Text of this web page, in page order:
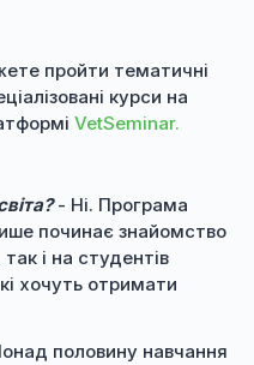
пройти тематичні
курси на
VetSeminar.
- Ні. Програма
починає знайомство
і на студентів
хочуть отримати
половину навчання